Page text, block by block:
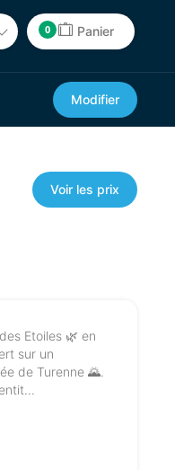
0 Panier
Modifier
Voir les prix
Etoiles 🌿 en
sur un
de Turenne 🌄.